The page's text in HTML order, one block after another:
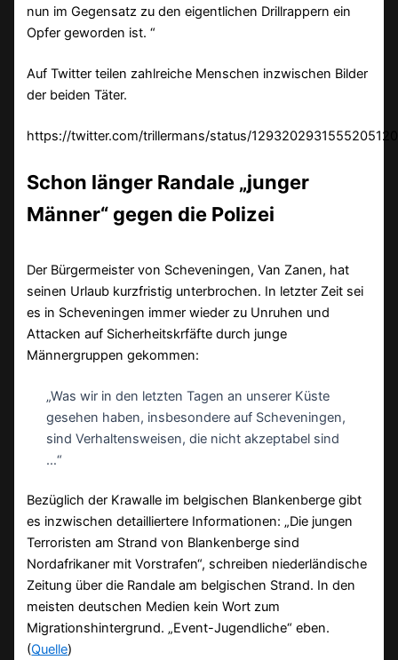
nun im Gegensatz zu den eigentlichen Drillrappern ein
Opfer geworden ist. “
Auf Twitter teilen zahlreiche Menschen inzwischen Bilder
der beiden Täter.
https://twitter.com/trillermans/status/1293202931555205120
Schon länger Randale „junger
Männer“ gegen die Polizei
Der Bürgermeister von Scheveningen, Van Zanen, hat
seinen Urlaub kurzfristig unterbrochen. In letzter Zeit sei
es in Scheveningen immer wieder zu Unruhen und
Attacken auf Sicherheitskrfäfte durch junge
Männergruppen gekommen:
„Was wir in den letzten Tagen an unserer Küste
gesehen haben, insbesondere auf Scheveningen,
sind Verhaltensweisen, die nicht akzeptabel sind
…“
Bezüglich der Krawalle im belgischen Blankenberge gibt
es inzwischen detailliertere Informationen: „Die jungen
Terroristen am Strand von Blankenberge sind
Nordafrikaner mit Vorstrafen“, schreiben niederländische
Zeitung über die Randale am belgischen Strand. In den
meisten deutschen Medien kein Wort zum
Migrationshintergrund. „Event-Jugendliche“ eben.
(Quelle)